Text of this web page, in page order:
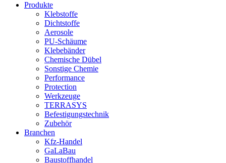
Produkte
Klebstoffe
Dichtstoffe
Aerosole
PU-Schäume
Klebebänder
Chemische Dübel
Sonstige Chemie
Performance
Protection
Werkzeuge
TERRASYS
Befestigungstechnik
Zubehör
Branchen
Kfz-Handel
GaLaBau
Baustoffhandel